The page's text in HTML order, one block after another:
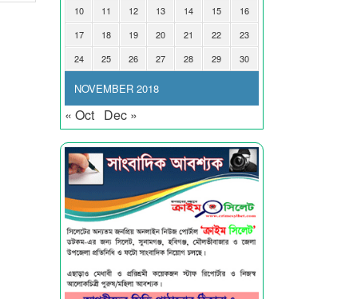
NOVEMBER 2018
10
11 12 13 14 15
16
17
18 19 20 21 22
23
24
25 26 27 28 29 30
« Oct Dec »